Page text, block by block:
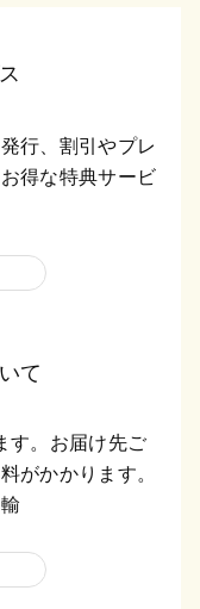
行、割引やプレ
得な特典サービ
て
す。お届け先ご
がかかります。